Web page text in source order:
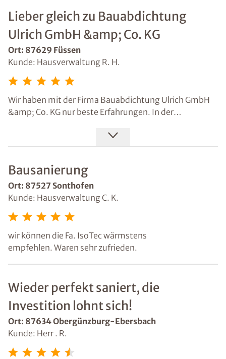
Lieber gleich zu Bauabdichtung
Ulrich GmbH &amp; Co. KG
Ort: 87629 Füssen
Kunde: Hausverwaltung R. H.
Wir haben mit der Firma Bauabdichtung Ulrich GmbH
&amp; Co. KG nur beste Erfahrungen. In der
gemeinsam zur vollsten Zufriedenheit der
Wohnungseigentümer lösen können:
an einem Bachlauf steht.
- Abdichtung von einem Kellergeschoß in einem MFH
nach aufsteigender Feuchtigkeit
- Sockelsanierung bei einem EFH
- Gebäudeabdichtung in einer öffentlichen
Großgarage
Klare Kostentransparenz und die Preise wurden immer
eingehalten.
100% Empfehlung
Bausanierung
Ort: 87527 Sonthofen
Kunde: Hausverwaltung C. K.
wir können die Fa. IsoTec wärmstens
empfehlen. Waren sehr zufrieden.
Wieder perfekt saniert, die
Investition lohnt sich!
Ort: 87634 Obergünzburg-Ebersbach
Kunde: Herr . R.